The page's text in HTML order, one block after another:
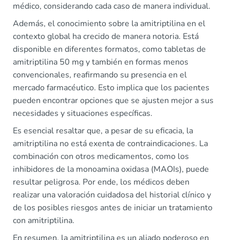
médico, considerando cada caso de manera individual.
Además, el conocimiento sobre la amitriptilina en el
contexto global ha crecido de manera notoria. Está
disponible en diferentes formatos, como tabletas de
amitriptilina 50 mg y también en formas menos
convencionales, reafirmando su presencia en el
mercado farmacéutico. Esto implica que los pacientes
pueden encontrar opciones que se ajusten mejor a sus
necesidades y situaciones específicas.
Es esencial resaltar que, a pesar de su eficacia, la
amitriptilina no está exenta de contraindicaciones. La
combinación con otros medicamentos, como los
inhibidores de la monoamina oxidasa (MAOIs), puede
resultar peligrosa. Por ende, los médicos deben
realizar una valoración cuidadosa del historial clínico y
de los posibles riesgos antes de iniciar un tratamiento
con amitriptilina.